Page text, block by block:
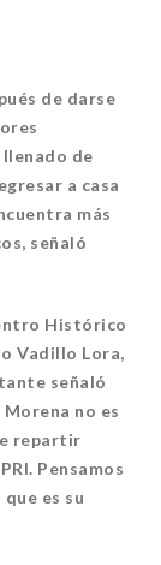
de darse
de
a casa
más
señaló
Histórico
Vadillo Lora,
señaló
no es
repartir
Pensamos
es su